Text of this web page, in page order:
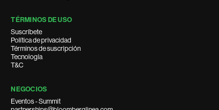
TÉRMINOS DE USO
Suscríbete
Política de privacidad
Términos de suscripción
Tecnología
T&C
NEGOCIOS
Eventos - Summit